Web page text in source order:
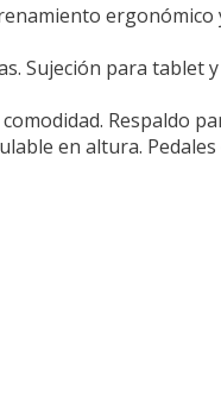
Sujeción para tablet
Respaldo
en altura.